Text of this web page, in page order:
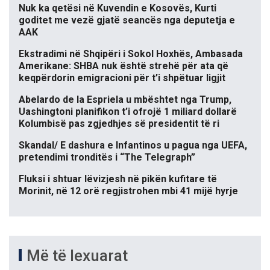
Nuk ka qetësi në Kuvendin e Kosovës, Kurti
goditet me vezë gjatë seancës nga deputetja e
AAK
Ekstradimi në Shqipëri i Sokol Hoxhës, Ambasada
Amerikane: SHBA nuk është strehë për ata që
keqpërdorin emigracioni për t’i shpëtuar ligjit
Abelardo de la Espriela u mbështet nga Trump,
Uashingtoni planifikon t’i ofrojë 1 miliard dollarë
Kolumbisë pas zgjedhjes së presidentit të ri
Skandal/ E dashura e Infantinos u pagua nga UEFA,
pretendimi tronditës i “The Telegraph”
Fluksi i shtuar lëvizjesh në pikën kufitare të
Morinit, në 12 orë regjistrohen mbi 41 mijë hyrje
Më të lexuarat